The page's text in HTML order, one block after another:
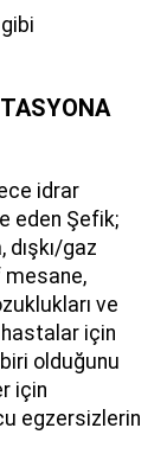
idrar
eden Şefik;
gaz
mesane,
ve
hastalar için
olduğunu
için
egzersizlerin